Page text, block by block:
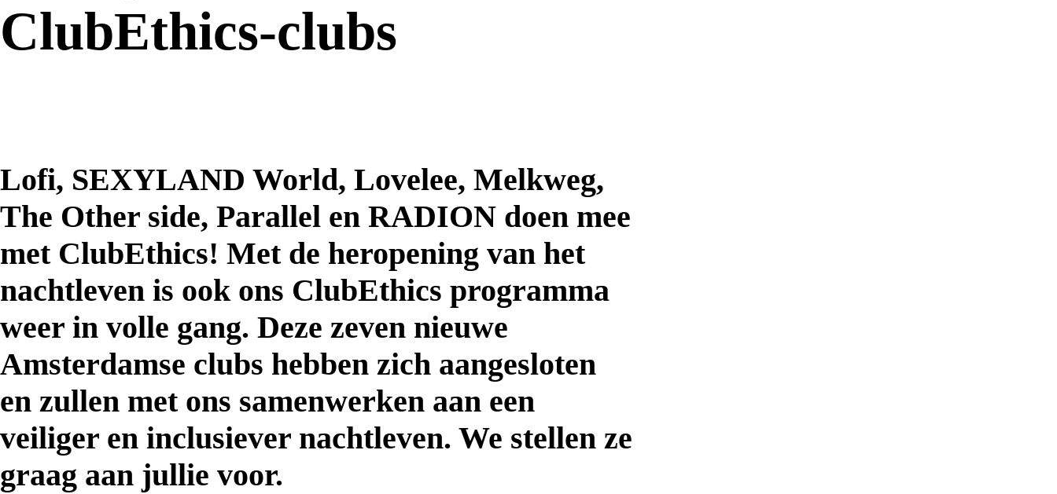
ClubEthics-clubs
Lofi, SEXYLAND World, Lovelee, Melkweg,
The Other side, Parallel en RADION doen mee
met ClubEthics! Met de heropening van het
nachtleven is ook ons ClubEthics programma
weer in volle gang. Deze zeven nieuwe
Amsterdamse clubs hebben zich aangesloten
en zullen met ons samenwerken aan een
veiliger en inclusiever nachtleven. We stellen ze
graag aan jullie voor.